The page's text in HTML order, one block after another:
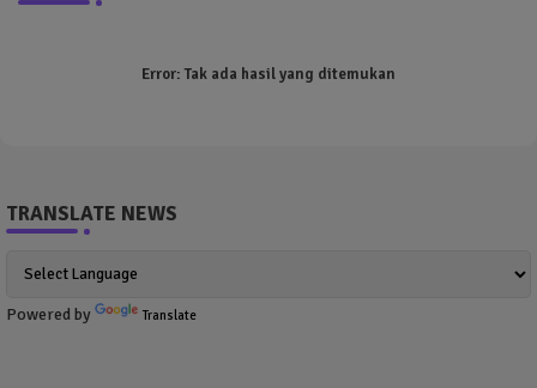
Error:Tak ada hasil yang ditemukan
TRANSLATE NEWS
Powered by Translate